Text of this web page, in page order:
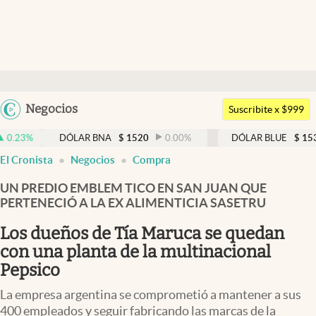
Argentina
Colombia
Negocios
Members
Economía y Política
Finanzas y Mercados
Mercados Online
Columnistas
Otras secciones
Apertura
Suscribite x $999
DÓLAR BNA $ 1520 0.00% DÓLAR BLUE $ 1530 -
El Cronista Negocios Compra
UN PREDIO EMBLEM TICO EN SAN JUAN QUE
PERTENECIÓ A LA EX ALIMENTICIA SASETRU
Los dueños de Tía Maruca se quedan
con una planta de la multinacional
Pepsico
La empresa argentina se comprometió a mantener a sus
400 empleados y seguir fabricando las marcas de la